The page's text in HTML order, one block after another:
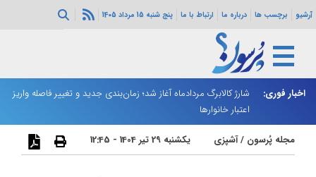
آرشیو برچسب ها درباره ما ارتباط با ما پنج شنبه 15 مرداد 1405
اخبار فوری:
هرمز ادامه
شارژ کالابرگ مردادماه آغاز شد؛ زمان‌بندی جدید و تغییر فاصله واریز
اعتبار خانوارها
مجله پُرسون /آشپزی یکشنبه 29 تیر 1404 - 12:45